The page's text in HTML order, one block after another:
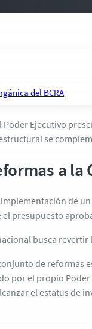
del BCRA
Ejecutivo
se
a la
de
presupuesto
busca
de reformas
por el propio Poder
el estatus de